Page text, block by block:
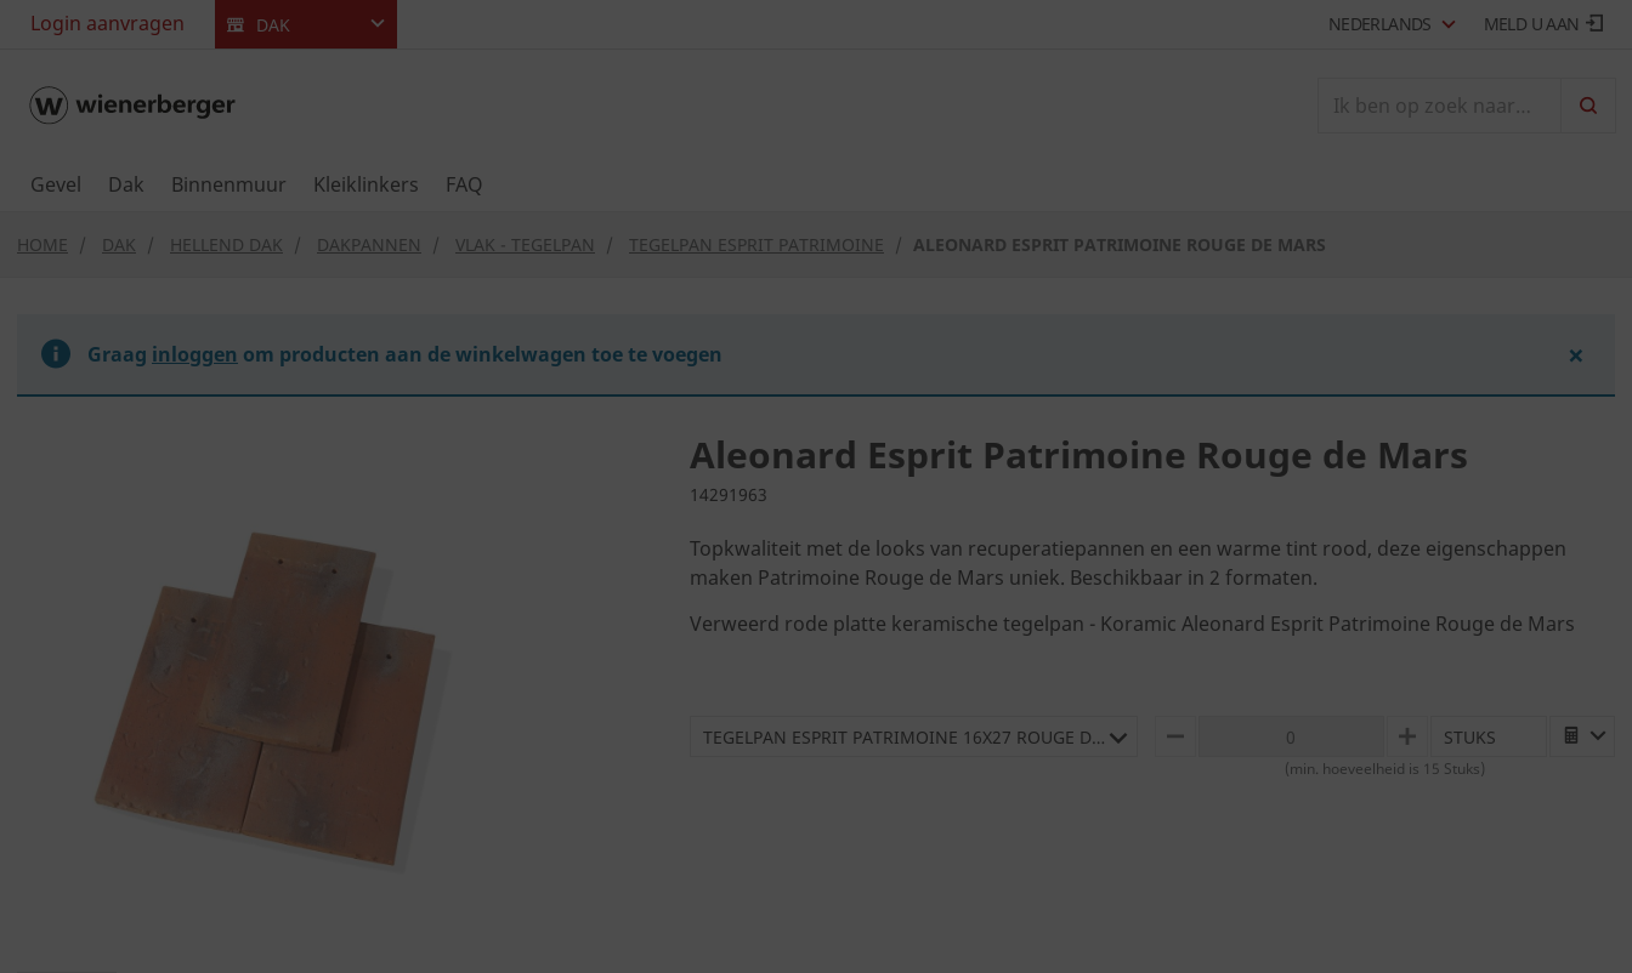
text.skipToContent
text.skipToNavigation
Login aanvragen DAK NEDERLANDS MELD U AAN
Gevel Dak Binnenmuur Kleiklinkers FAQ
HOME DAK HELLEND DAK DAKPANNEN VLAK - TEGELPAN TEGELPAN ESPRIT PATRIMOINE ALEONARD ESPRIT PATRIMOINE ROUGE DE MARS
Graag inloggen om producten aan de winkelwagen toe te voegen ×
Aleonard Esprit Patrimoine Rouge de Mars
14291963
Topkwaliteit met de looks van recuperatiepannen en een warme tint rood, deze eigenschappen
maken Patrimoine Rouge de Mars uniek. Beschikbaar in 2 formaten.
Verweerd rode platte keramische tegelpan - Koramic Aleonard Esprit Patrimoine Rouge de Mars
TEGELPAN ESPRIT PATRIMOINE 16X27 ROUGE DE MARS 894 MINUS PLUSSTUKS
(min. hoeveelheid is 15 Stuks)